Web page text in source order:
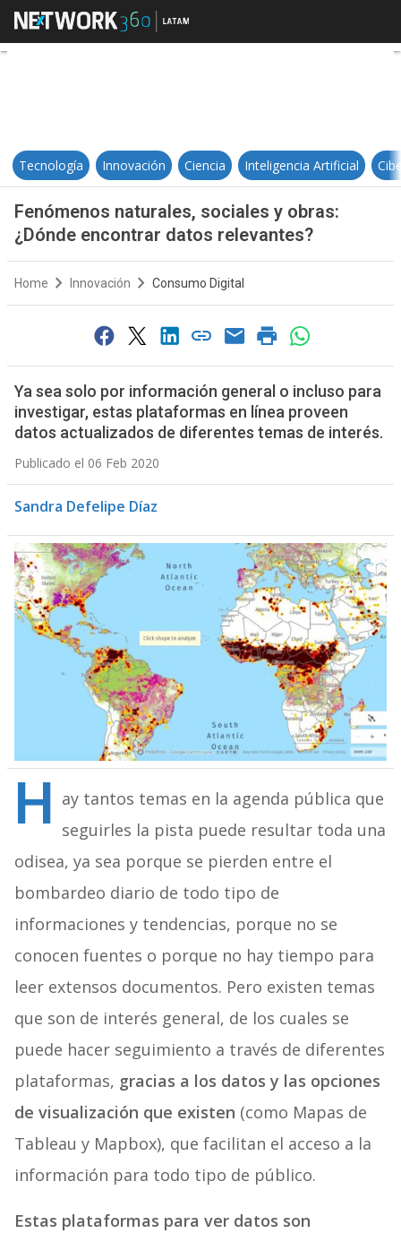
Fenómenos naturales, sociales
Tecnología Innovación Ciencia Inteligencia Artificial
Fenómenos naturales, sociales y obras:
¿Dónde encontrar datos relevantes?
Home Innovación Consumo Digital
Ya sea solo por información general o incluso para
investigar, estas plataformas en línea proveen
datos actualizados de diferentes temas de interés.
Publicado el 06 Feb 2020
Sandra Defelipe Díaz
H ay tantos temas en la agenda pública que
seguirles la pista puede resultar toda una
odisea, ya sea porque se pierden entre el
bombardeo diario de todo tipo de
informaciones y tendencias, porque no se
conocen fuentes o porque no hay tiempo para
leer extensos documentos. Pero existen temas
que son de interés general, de los cuales se
puede hacer seguimiento a través de diferentes
plataformas, gracias a los datos y las opciones
de visualización que existen (como Mapas de
Tableau y Mapbox), que facilitan el acceso a la
información para todo tipo de público.
Estas plataformas para ver datos son